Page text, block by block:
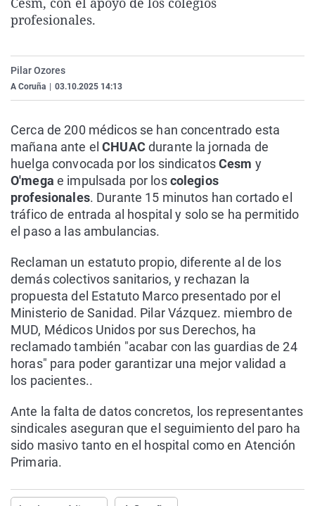
La rosa de los vientos
Como el perro y el
Caso
Equipo de
Extremadura
La Rioja
Virales
Elecciones
profesionales.
Pilar Ozores
A Coruña 03.10.2025 14:13
Cerca de 200 médicos se han concentrado esta
mañana ante elCHUAC durante la jornada de
huelga convocada por los sindicatosCesm y
O'mega e impulsada por loscolegios
profesionales. Durante 15 minutos han cortado el
tráfico de entrada al hospital y solo se ha permitido
el paso a las ambulancias.
Reclaman un estatuto propio, diferente al de los
demás colectivos sanitarios, y rechazan la
propuesta del Estatuto Marco presentado por el
Ministerio de Sanidad. Pilar Vázquez. miembro de
MUD, Médicos Unidos por sus Derechos, ha
reclamado también "acabar con las guardias de 24
horas" para poder garantizar una mejor validad a
los pacientes..
Ante la falta de datos concretos, los representantes
sindicales aseguran que el seguimiento del paro ha
sido masivo tanto en el hospital como en Atención
Primaria.